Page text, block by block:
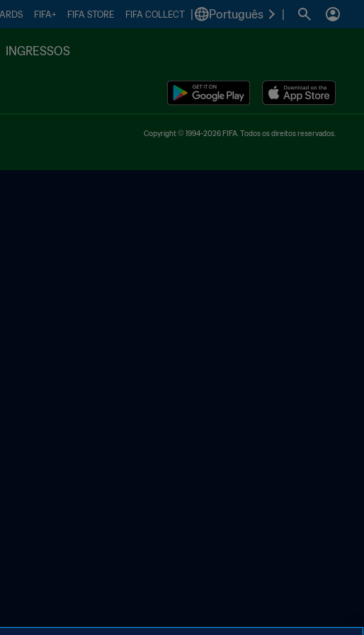
FIFA+ FIFA STORE FIFA COLLECT Português
INGRESSOS
Copyright © 1994-2026 FIFA. Todos os direitos reservados.